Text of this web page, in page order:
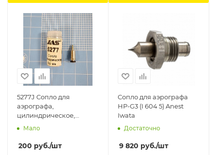
5277J Сопло для
аэрографа,
цилиндрическое,
диаметр 0,8 мм Jas
Мало
200 руб./шт
Cопло для аэрографа
HP-G3 (I 604 5) Anest
Iwata
Достаточно
9 820 руб./шт